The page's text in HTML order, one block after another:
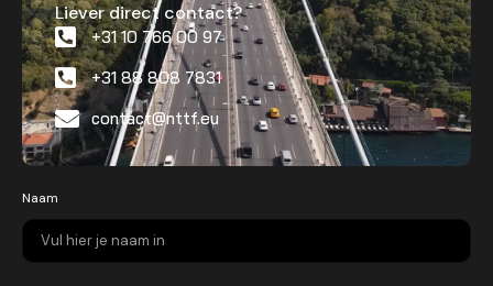
Liever direct contact?
+31 10 766 00 97
+31 88 808 7831
contact@nttf.eu
Naam